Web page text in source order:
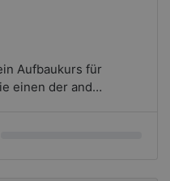
Aufbaukurs für
einen der and…